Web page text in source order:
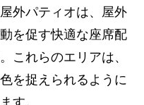
屋外パティオは、屋外
を促す快適な座席配
これらのエリアは、
を捉えられるように
す。